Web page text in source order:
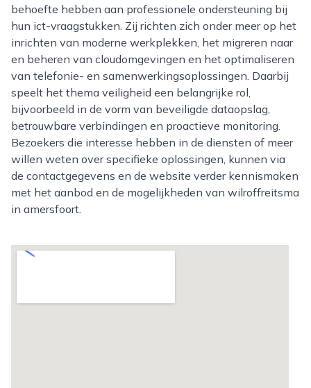
behoefte hebben aan professionele ondersteuning bij
hun ict-vraagstukken. Zij richten zich onder meer op het
inrichten van moderne werkplekken, het migreren naar
en beheren van cloudomgevingen en het optimaliseren
van telefonie- en samenwerkingsoplossingen. Daarbij
speelt het thema veiligheid een belangrijke rol,
bijvoorbeeld in de vorm van beveiligde dataopslag,
betrouwbare verbindingen en proactieve monitoring.
Bezoekers die interesse hebben in de diensten of meer
willen weten over specifieke oplossingen, kunnen via
de contactgegevens en de website verder kennismaken
met het aanbod en de mogelijkheden van wilroffreitsma
in amersfoort.